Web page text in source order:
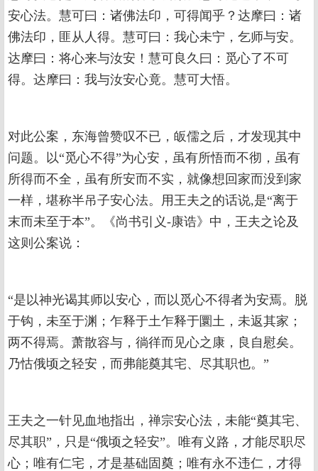
安心法。慧可曰：诸佛法印，可得闻乎？达摩曰：诸
佛法印，匪从人得。慧可曰：我心未宁，乞师与安。
达摩曰：将心来与汝安！慧可良久曰：觅心了不可
得。达摩曰：我与汝安心竟。慧可大悟。
对此公案，东海曾赞叹不已，皈儒之后，才发现其中
问题。以“觅心不得”为心安，虽有所悟而不彻，虽有
所得而不全，虽有所安而不实，就像想回家而没到家
一样，堪称半吊子安心法。用王夫之的话说,是“离于
末而未至于本”。《尚书引义-康诰》中，王夫之论及
这则公案说：
“是以神光谒其师以安心，而以觅心不得者为安焉。脱
于钩，未至于渊；乍释于土乍释于圜土，未返其家；
两不得焉。萧散容与，徜徉而见心之康，良自慰矣。
乃怙俄顷之轻安，而弗能奠其宅、尽其职也。”
王夫之一针见血地指出，禅宗安心法，未能“奠其宅、
尽其职”，只是“俄顷之轻安”。唯有义路，才能尽职尽
心；唯有仁宅，才是基础固奠；唯有永不违仁，才得